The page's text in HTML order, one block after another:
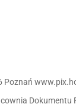
Poznań
Dokumentu